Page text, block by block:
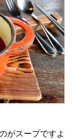
がスープですよ